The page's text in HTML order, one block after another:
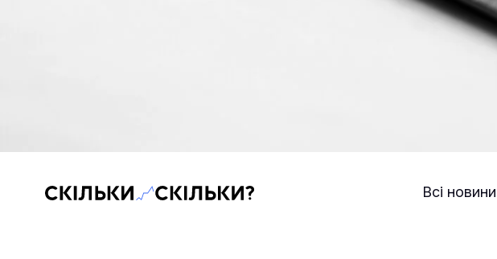
Скільки-скільки? — Медіа про суспільні дані Всі новини